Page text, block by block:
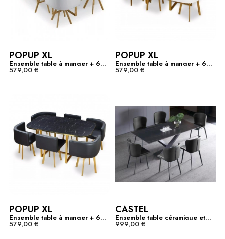
POPUP XL
Ensemble table à manger + 6...
579,00 €
POPUP XL
Ensemble table à manger + 6...
579,00 €
POPUP XL
Ensemble table à manger + 6...
579,00 €
CASTEL
Ensemble table céramique et...
999,00 €